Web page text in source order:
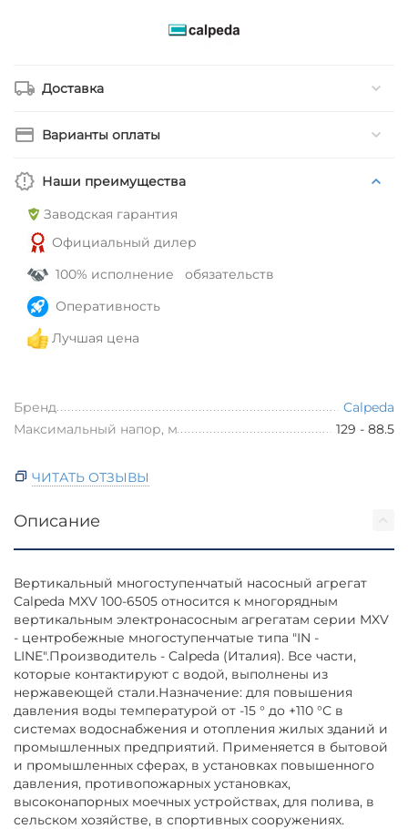
Доставка
Варианты оплаты
Наши преимущества
Заводская гарантия
Официальный дилер
100% исполнение обязательств
Оперативность
Лучшая цена
Бренд
Calpeda
Максимальный напор, м
129 - 88.5
ЧИТАТЬ ОТЗЫВЫ
Описание
Вертикальный многоступенчатый насосный агрегат
Calpeda MXV 100-6505 относится к многорядным
вертикальным электронасосным агрегатам серии MXV
- центробежные многоступенчатые типа "IN -
LINE".Производитель - Calpeda (Италия). Все части,
которые контактируют с водой, выполнены из
нержавеющей стали.Назначение: для повышения
давления воды температурой от -15 ° до +110 °С в
системах водоснабжения и отопления жилых зданий и
промышленных предприятий. Применяется в бытовой
и промышленных сферах, в установках повышенного
давления, противопожарных установках,
высоконапорных моечных устройствах, для полива, в
сельском хозяйстве, в спортивных сооружениях.